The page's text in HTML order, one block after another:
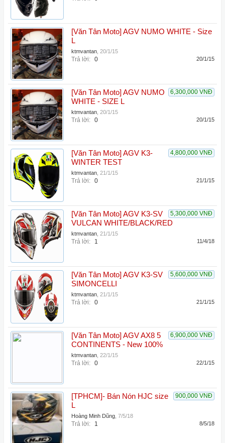
[Văn Tân Moto] AGV NUMO WHITE - Size
L
ktmvantan 20/1/15
Trả lời: 0 20/1/15
6,300,000 VNĐ
[Văn Tân Moto] AGV NUMO
WHITE - SIZE L
ktmvantan 20/1/15
Trả lời: 0 20/1/15
4,800,000 VNĐ
[Văn Tân Moto] AGV K3-
WINTER TEST
ktmvantan 21/1/15
Trả lời: 0 21/1/15
5,300,000 VNĐ
[Văn Tân Moto] AGV K3-SV
VULCAN WHITE/BLACK/RED
ktmvantan 21/1/15
Trả lời: 1 11/4/18
5,600,000 VNĐ
[Văn Tân Moto] AGV K3-SV
SIMONCELLI
ktmvantan 21/1/15
Trả lời: 0 21/1/15
6,900,000 VNĐ
[Văn Tân Moto] AGV AX8 5
CONTINENTS - New 100%
ktmvantan 22/1/15
Trả lời: 0 22/1/15
900,000 VNĐ
[TPHCM]- Bán Nón HJC size
L
Hoàng Minh Dũng 7/5/18
Trả lời: 1 8/5/18